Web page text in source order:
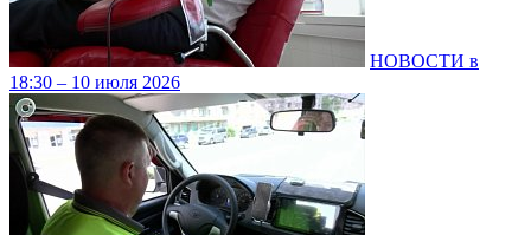
НОВОСТИ в
18:30 – 10 июля 2026